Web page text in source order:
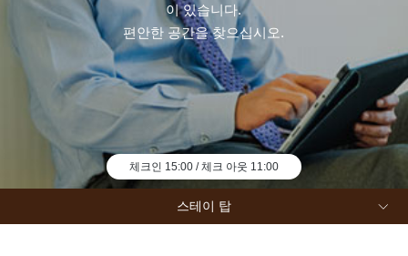
이 있습니다.
편안한 공간을 찾으십시오.
체크인 15:00 / 체크 아웃 11:00
스테이 탑
30